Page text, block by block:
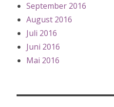
September 2016
August 2016
Juli 2016
Juni 2016
Mai 2016